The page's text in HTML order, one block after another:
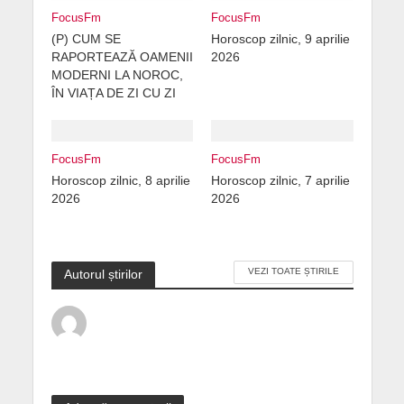
FocusFm
(P) CUM SE
RAPORTEAZĂ OAMENII
MODERNI LA NOROC,
ÎN VIAȚA DE ZI CU ZI
FocusFm
Horoscop zilnic, 9 aprilie
2026
FocusFm
Horoscop zilnic, 8 aprilie
2026
FocusFm
Horoscop zilnic, 7 aprilie
2026
Autorul știrilor VEZI TOATE ȘTIRILE